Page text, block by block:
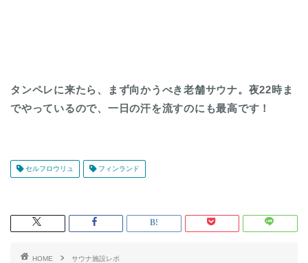
タンペレに来たら、まず向かうべき老舗サウナ。夜22時ま
でやっているので、一日の汗を流すのにも最高です！
セルフロウリュ フィンランド
HOME
サウナ施設レポ